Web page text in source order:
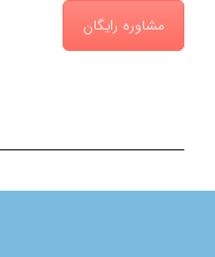
مشاوره رایگان